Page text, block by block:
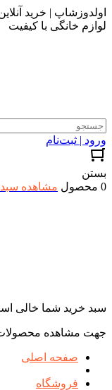
اولدوزشاپ | خرید
لوازم خانگی با کیفیت
ورود | ثبت‌نام
بستن
0 محصول
مشاهده
سبد خرید شما خالی
جهت مشاهده محصولات
صفحه اصلی
فروشگاه